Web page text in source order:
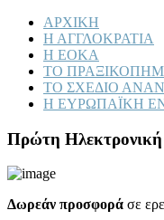
ΑΡΧΙΚΗ
Η ΑΓΓΛΟΚΡΑΤΙΑ
Η ΕΟΚΑ
ΤΟ
ΤΟ ΣΧΕΔΙΟ ΑΝΑΝ
Η ΕΥΡΩΠΑΪΚΗ
Πρώτη Ηλεκτρονική
Δωρεάν προσφορά σε